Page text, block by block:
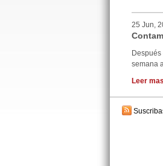
25 Jun,
semana
Leer mas